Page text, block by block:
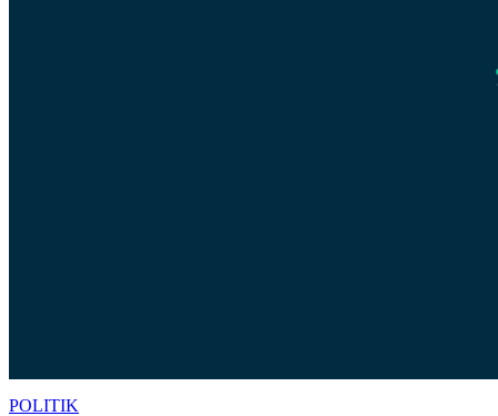
POLITIK